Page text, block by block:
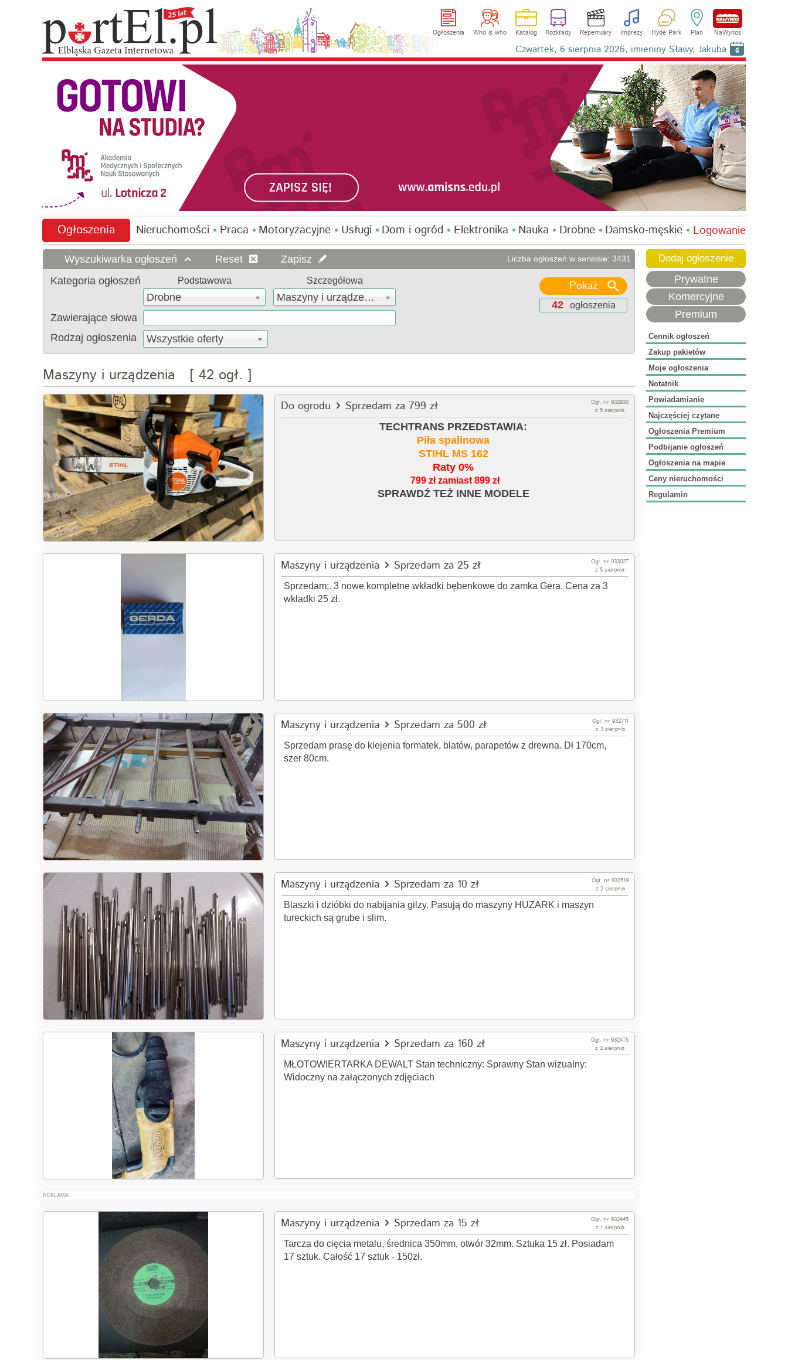
Ogłoszenia Who is who Katalog Rozkłady Repertuary Imprezy Hyde Park Plan NaWynos
Czwartek, 6 sierpnia 2026, imieniny Sławy, Jakuba 6
Ogłoszenia Nieruchomości Praca Motoryzacyjne Usługi Dom i ogród Elektronika Nauka Drobne Damsko-męskie Logowanie
Dodaj ogłoszenie
Prywatne
Komercyjne
Premium
Cennik ogłoszeń
Zakup pakietów
Moje ogłoszenia
Notatnik
Powiadamianie
Najczęściej czytane
Ogłoszenia Premium
Podbijanie ogłoszeń
Ogłoszenia na mapie
Ceny nieruchomości
Regulamin
Wyszukiwarka ogłoszeń Reset Zapisz Liczba ogłoszeń w serwisie: 3431
Kategoria ogłoszeń Podstawowa
Drobne
Szczegółowa
Maszyny i urządzenia
Zawierające słowa
Rodzaj ogłoszenia
Wszystkie oferty
Pokaż
42 ogłoszenia
Maszyny i urządzenia [ 42 ogł. ]
Do ogrodu Sprzedam za 799 zł
Ogł. nr 932930
z 5 sierpnia
TECHTRANS PRZEDSTAWIA:
Piła spalinowa
STIHL MS 162
Raty 0%
799 zł zamiast 899 zł
SPRAWDŹ TEŻ INNE MODELE
Maszyny i urządzenia Sprzedam za 25 zł
Ogł. nr 933027
z 5 sierpnia
Sprzedam;. 3 nowe kompletne wkładki bębenkowe do zamka Gera. Cena za 3
wkładki 25 zł.
Maszyny i urządzenia Sprzedam za 500 zł
Ogł. nr 932711
z 3 sierpnia
Sprzedam prasę do klejenia formatek, blatów, parapetów z drewna. Dł 170cm,
szer 80cm.
Maszyny i urządzenia Sprzedam za 10 zł
Ogł. nr 932519
z 2 sierpnia
Blaszki i dzióbki do nabijania gilzy. Pasują do maszyny HUZARK i maszyn
tureckich są grube i slim.
Maszyny i urządzenia Sprzedam za 160 zł
Ogł. nr 932475
z 2 sierpnia
MŁOTOWIERTARKA DEWALT Stan techniczny: Sprawny Stan wizualny:
Widoczny na załączonych zdjęciach
Maszyny i urządzenia Sprzedam za 15 zł
Ogł. nr 932445
z 1 sierpnia
Tarcza do cięcia metalu, średnica 350mm, otwór 32mm. Sztuka 15 zł. Posiadam
17 sztuk. Całość 17 sztuk - 150zł.